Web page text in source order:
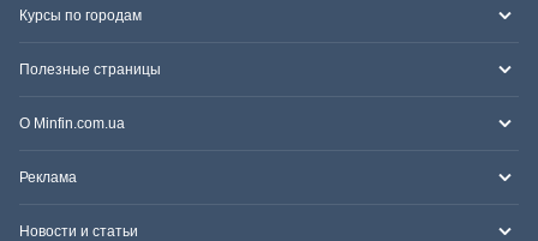
Курсы по городам
Полезные страницы
О Minfin.com.ua
Реклама
Новости и статьи